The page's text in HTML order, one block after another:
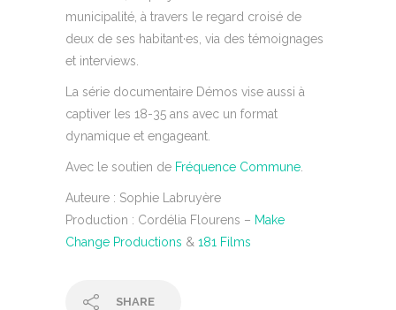
municipalité, à travers le regard croisé de
deux de ses habitant·es, via des témoignages
et interviews.
La série documentaire Démos vise aussi à
captiver les 18-35 ans avec un format
dynamique et engageant.
Avec le soutien de Fréquence Commune
Auteure : Sophie Labruyère
Production : Cordélia Flourens – Make
Change Productions & 181 Films
SHARE